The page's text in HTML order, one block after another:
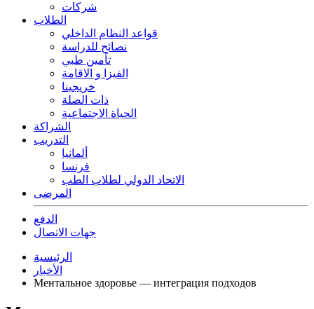
شركات
الطلاب
قواعد النظام الداخلي
نصائح للدراسة
تأمين طبي
الفيزا و الاقامة
خريجينا
ذات الصلة
الحياة الاجتماعية
الشراكة
التدريب
ألمانيا
فرنسا
الاتحاد الدولي لطلاب الطب
المرضى
الدفع
جهات الاتصال
الرئيسية
الأخبار
Ментальное здоровье — интеграция подходов